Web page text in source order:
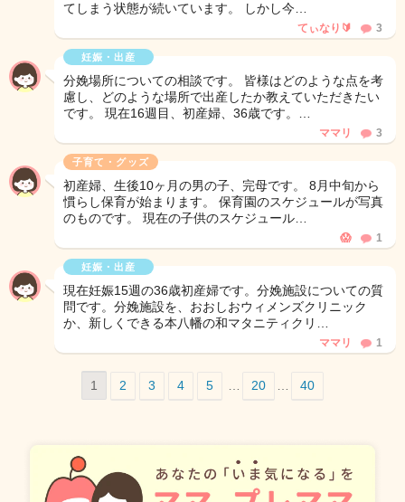
てしまう状態が続いています。 しかし今…
てぃなり🔰 3
妊娠・出産
分娩場所についての相談です。 皆様はどのような点を考
慮し、どのような場所で出産したか教えていただきたい
です。 現在16週目、初産婦、36歳です。…
ママリ 3
子育て・グッズ
初産婦、生後10ヶ月の男の子、完母です。 8月中旬から
慣らし保育が始まります。 保育園のスケジュールが写真
のものです。 現在の子供のスケジュール…
😱 1
妊娠・出産
現在妊娠15週の36歳初産婦です。分娩施設についての質
問です。分娩施設を、おおしおウィメンズクリニック
か、新しくできる本八幡の和マタニティクリ…
ママリ 1
1 2 3 4 5 20 40